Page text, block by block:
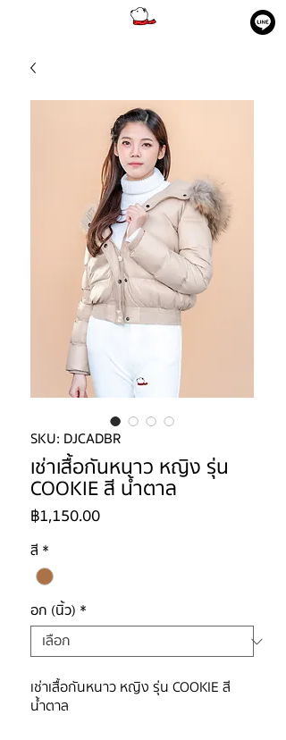
SKU: DJCADBR
เช่าเสื้อกันหนาว หญิง รุ่น
COOKIE สี น้ำตาล
฿1,150.00ราคา
สี *
อก (นิ้ว) *
เช่าเสื้อกันหนาว หญิง รุ่น COOKIE สี
น้ำตาล